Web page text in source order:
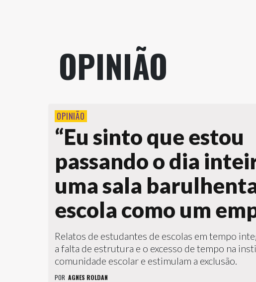
OPINIÃO
OPINIÃO
“Eu sinto que estou
passando o dia
uma sala
escola como um
Relatos de estudantes de escolas em tempo
a falta de estrutura e o excesso de tempo na
comunidade escolar e estimulam a exclusão.
POR AGNES ROLDAN